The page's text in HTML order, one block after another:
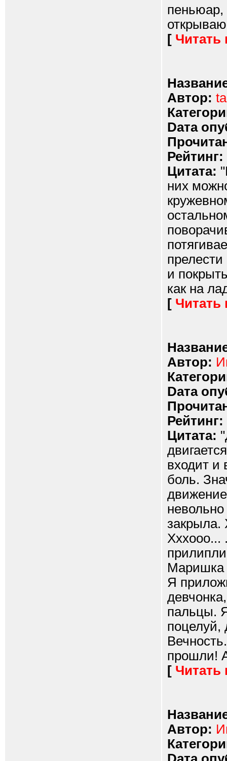
пеньюар,
[ Читать
Автор:
Dата
Рейтинг:
Цитата:
них
и
как на
[ Читать
Автор:
Dата
Рейтинг:
Цитата:
входит и
боль.
невольно
закрыла.
Хххооо...
Маришка
Я
пальцы.
поцелуй,
прошли!
[ Читать
Автор: